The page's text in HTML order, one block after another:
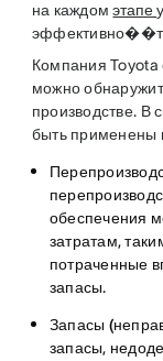
на каждомэтапе
Компания Toyota
можно
производстве. В
быть применены
обеспечения
затратам,
потраченные
запасы.
Запасы
запасы,